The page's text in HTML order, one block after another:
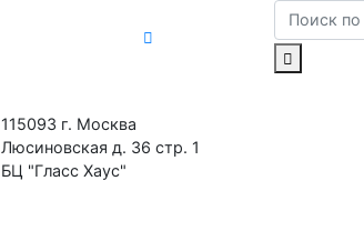
115093 г. Москва
Люсиновская д. 36 стр. 1
БЦ "Гласс Хаус"